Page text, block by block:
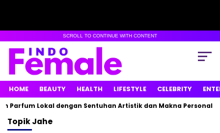
SCROLL TO CONTINUE WITH CONTENT
HOME BEAUTY HEALTH LIFESTYLE CELEBRITY
Parfum Lokal dengan Sentuhan Artistik dan Makna Personal
TopikJahe